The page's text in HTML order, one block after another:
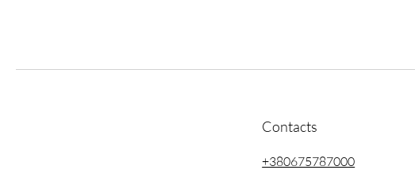
Contacts
+380675787000